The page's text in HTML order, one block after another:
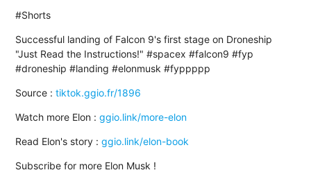
#Shorts
Successful landing of Falcon 9's first stage on Droneship
"Just Read the Instructions!" #spacex #falcon9 #fyp
#droneship #landing #elonmusk #fyppppp
Source :tiktok.ggio.fr/1896
Watch more Elon :ggio.link/more-elon
Read Elon's story :ggio.link/elon-book
Subscribe for more Elon Musk !